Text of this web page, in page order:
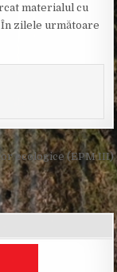
materialul cu
zilele următoare
ecologice (EPM III)